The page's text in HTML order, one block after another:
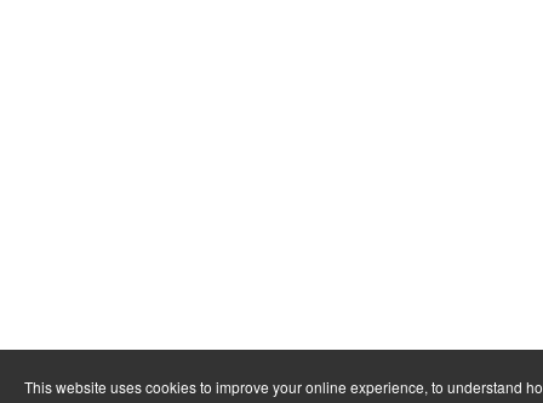
This website uses cookies to improve your online experience, to understand